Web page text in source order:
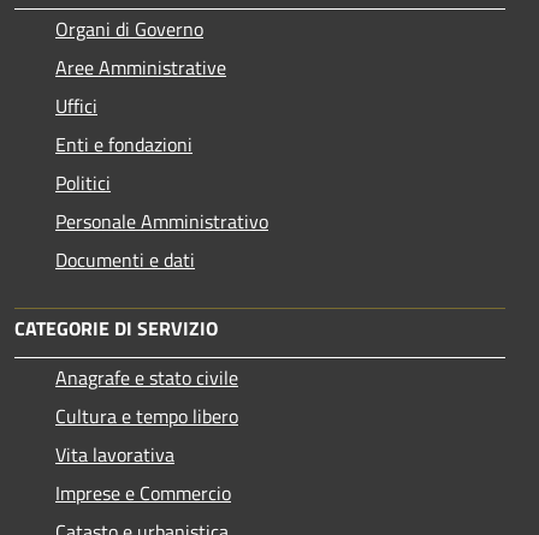
Organi di Governo
Aree Amministrative
Uffici
Enti e fondazioni
Politici
Personale Amministrativo
Documenti e dati
CATEGORIE DI SERVIZIO
Anagrafe e stato civile
Cultura e tempo libero
Vita lavorativa
Imprese e Commercio